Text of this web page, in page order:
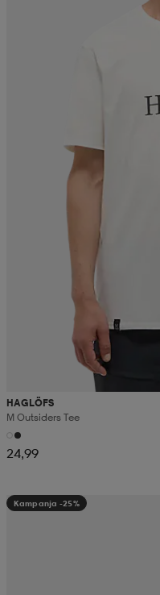
HAGLÖFS
M Outsiders Tee
24,99
Kampanja -25%